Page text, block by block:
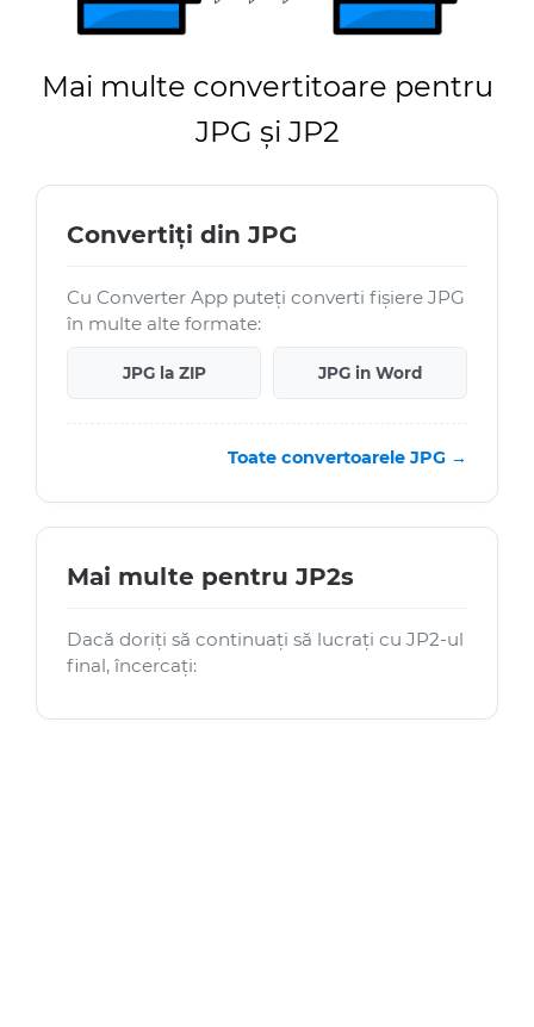
Mai multe convertitoare pentru
JPG și JP2
Convertiți din JPG
Cu Converter App puteți converti fișiere JPG
în multe alte formate:
JPG la ZIP JPG in Word
Toate convertoarele JPG →
Mai multe pentru JP2s
Dacă doriți să continuați să lucrați cu JP2-ul
final, încercați: